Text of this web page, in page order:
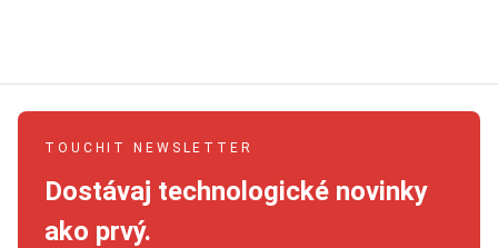
TOUCHIT NEWSLETTER
Dostávaj technologické novinky
ako prvý.